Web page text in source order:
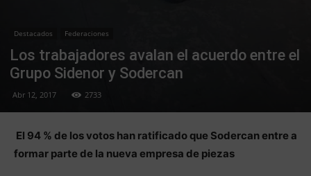
Destacados Federaciones
Los trabajadores avalan el acuerdo entre el
Grupo Sidenor y Sodercan
Abr 12, 2017 2733
El 94 % de los votos han ratificado que Sodercan entre a
formar parte de la nueva empresa de piezas